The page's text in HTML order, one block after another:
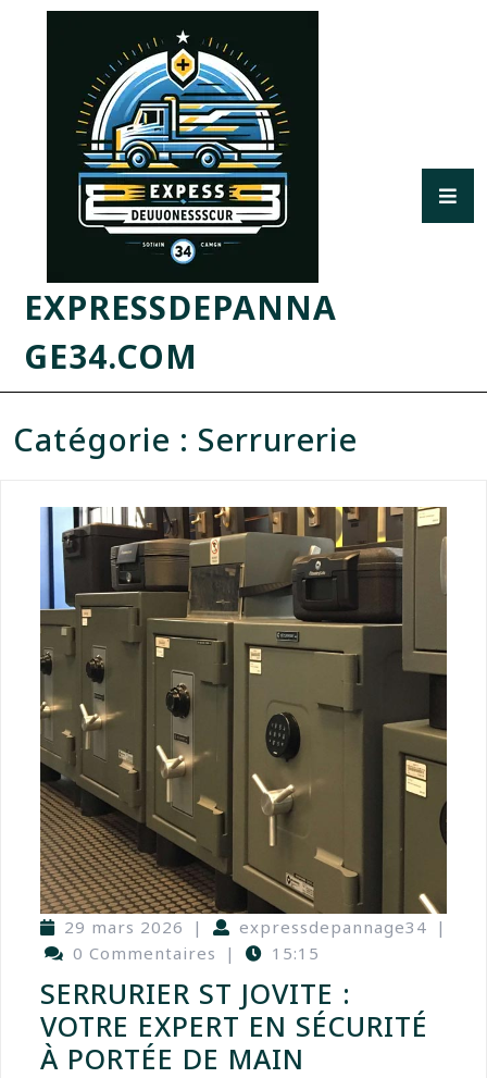
EXPRESSDEPANNA
GE34.COM
Catégorie : Serrurerie
29 mars 2026 | expressdepannage34 |
0 Commentaires
| 15:15
SERRURIER ST JOVITE :
VOTRE EXPERT EN SÉCURITÉ
À PORTÉE DE MAIN